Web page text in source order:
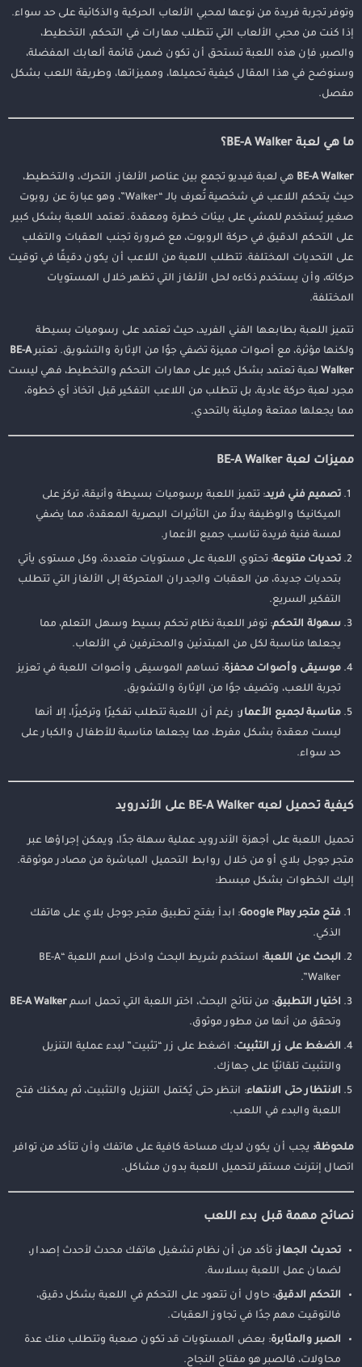
وتوفر تجربة فريدة من نوعها لمحبي الألعاب الحركية والذكائية على حد سواء.
إذا كنت من محبي الألعاب التي تتطلب مهارات في التحكم، التخطيط،
والصبر، فإن هذه اللعبة تستحق أن تكون ضمن قائمة ألعابك المفضلة،
وسنوضح في هذا المقال كيفية تحميلها، ومميزاتها، وطريقة اللعب بشكل
مفصل.
ما هي لعبة BE-A Walker؟
BE-A Walker هي لعبة فيديو تجمع بين عناصر الألغاز، التحرك، والتخطيط،
حيث يتحكم اللاعب في شخصية تُعرف بالـ “Walker”، وهو عبارة عن روبوت
صغير يُستخدم للمشي على بيئات خطرة ومعقدة. تعتمد اللعبة بشكل كبير
على التحكم الدقيق في حركة الروبوت، مع ضرورة تجنب العقبات والتغلب
على التحديات المختلفة. تتطلب اللعبة من اللاعب أن يكون دقيقًا في توقيت
حركاته، وأن يستخدم ذكاءه لحل الألغاز التي تظهر خلال المستويات
المختلفة.
تتميز اللعبة بطابعها الفني الفريد، حيث تعتمد على رسوميات بسيطة
ولكنها مؤثرة، مع أصوات مميزة تضفي جوًا من الإثارة والتشويق. تعتبرBE-A
Walker لعبة تعتمد بشكل كبير على مهارات التحكم والتخطيط، فهي ليست
مجرد لعبة حركة عادية، بل تتطلب من اللاعب التفكير قبل اتخاذ أي خطوة،
مما يجعلها ممتعة ومليئة بالتحدي.
مميزات لعبة BE-A Walker
تصميم فني فريد: تتميز اللعبة برسوميات بسيطة وأنيقة، تركز على
الميكانيكا والوظيفة بدلاً من التأثيرات البصرية المعقدة، مما يضفي
لمسة فنية فريدة تناسب جميع الأعمار.
تحديات متنوعة: تحتوي اللعبة على مستويات متعددة، وكل مستوى يأتي
بتحديات جديدة، من العقبات والجدران المتحركة إلى الألغاز التي تتطلب
التفكير السريع.
سهولة التحكم: توفر اللعبة نظام تحكم بسيط وسهل التعلم، مما
يجعلها مناسبة لكل من المبتدئين والمحترفين في الألعاب.
موسيقى وأصوات محفزة: تساهم الموسيقى وأصوات اللعبة في تعزيز
تجربة اللعب، وتضيف جوًا من الإثارة والتشويق.
مناسبة لجميع الأعمار: رغم أن اللعبة تتطلب تفكيرًا وتركيزًا، إلا أنها
ليست معقدة بشكل مفرط، مما يجعلها مناسبة للأطفال والكبار على
حد سواء.
كيفية تحميل لعبه BE-A Walker على الأندرويد
تحميل اللعبة على أجهزة الأندرويد عملية سهلة جدًا، ويمكن إجراؤها عبر
متجر جوجل بلاي أو من خلال روابط التحميل المباشرة من مصادر موثوقة.
إليك الخطوات بشكل مبسط:
فتح متجر Google Play
: ابدأ بفتح تطبيق متجر جوجل بلاي على هاتفك
الذكي.
البحث عن اللعبة
: استخدم شريط البحث وادخل اسم اللعبة “BE-A
Walker”.
اختيار التطبيق: من نتائج البحث، اختر اللعبة التي تحمل اسم BE-A Walker
وتحقق من أنها من مطور موثوق.
الضغط على زر التثبيت: اضغط على زر “تثبيت” لبدء عملية التنزيل
والتثبيت تلقائيًا على جهازك.
الانتظار حتى الانتهاء: انتظر حتى يُكتمل التنزيل والتثبيت، ثم يمكنك فتح
اللعبة والبدء في اللعب.
ملحوظة: يجب أن يكون لديك مساحة كافية على هاتفك وأن تتأكد من توافر
اتصال إنترنت مستقر لتحميل اللعبة بدون مشاكل.
نصائح مهمة قبل بدء اللعب
تحديث الجهاز: تأكد من أن نظام تشغيل هاتفك محدث لأحدث إصدار،
لضمان عمل اللعبة بسلاسة.
التحكم الدقيق: حاول أن تتعود على التحكم في اللعبة بشكل دقيق،
فالتوقيت مهم جدًا في تجاوز العقبات.
الصبر والمثابرة: بعض المستويات قد تكون صعبة وتتطلب منك عدة
محاولات، فالصبر هو مفتاح النجاح.